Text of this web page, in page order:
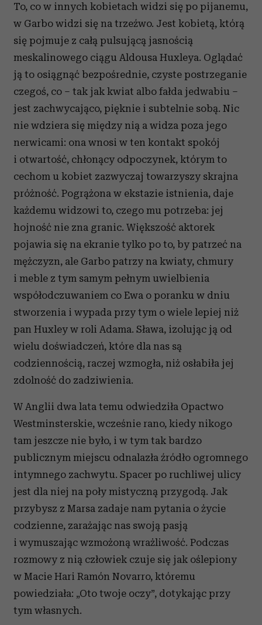
To, co w innych kobietach widzi się po pijanemu,
w Garbo widzi się na trzeźwo. Jest kobietą, którą
się pojmuje z całą pulsującą jasnością
meskalinowego ciągu Aldousa Huxleya. Oglądać
ją to osiągnąć bezpośrednie, czyste postrzeganie
czegoś, co – tak jak kwiat albo fałda jedwabiu –
jest zachwycająco, pięknie i subtelnie sobą. Nic
nie wdziera się między nią a widza poza jego
nerwicami: ona wnosi w ten kontakt spokój
i otwartość, chłonący odpoczynek, którym to
cechom u kobiet zazwyczaj towarzyszy skrajna
próżność. Pogrążona w ekstazie istnienia, daje
każdemu widzowi to, czego mu potrzeba: jej
hojność nie zna granic. Większość aktorek
pojawia się na ekranie tylko po to, by patrzeć na
mężczyzn, ale Garbo patrzy na kwiaty, chmury
i meble z tym samym pełnym uwielbienia
współodczuwaniem co Ewa o poranku w dniu
stworzenia i wypada przy tym o wiele lepiej niż
pan Huxley w roli Adama. Sława, izolując ją od
wielu doświadczeń, które dla nas są
codziennością, raczej wzmogła, niż osłabiła jej
zdolność do zadziwienia.
W Anglii dwa lata temu odwiedziła Opactwo
Westminsterskie, wcześnie rano, kiedy nikogo
tam jeszcze nie było, i w tym tak bardzo
publicznym miejscu odnalazła źródło ogromnego
intymnego zachwytu. Spacer po ruchliwej ulicy
jest dla niej na poły mistyczną przygodą. Jak
przybysz z Marsa zadaje nam pytania o życie
codzienne, zarażając nas swoją pasją
i wymuszając wzmożoną wrażliwość. Podczas
rozmowy z nią człowiek czuje się jak oślepiony
w Macie Hari Ramón Novarro, któremu
powiedziała: „Oto twoje oczy”, dotykając przy
tym własnych.